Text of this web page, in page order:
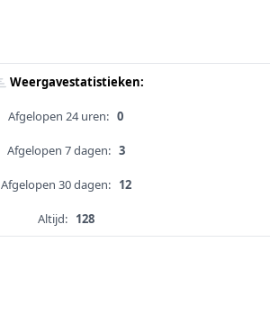
Weergavestatistieken:
Afgelopen 24 uren: 0
Afgelopen 7 dagen: 3
Afgelopen 30 dagen: 12
Altijd: 128